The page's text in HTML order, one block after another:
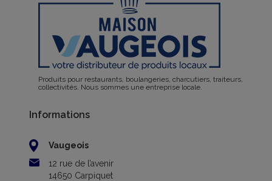
Produits pour restaurants, boulangeries, charcutiers, traiteurs,
collectivités. Nous sommes une entreprise locale.
Informations
Vaugeois
12 rue de l’avenir
14650 Carpiquet